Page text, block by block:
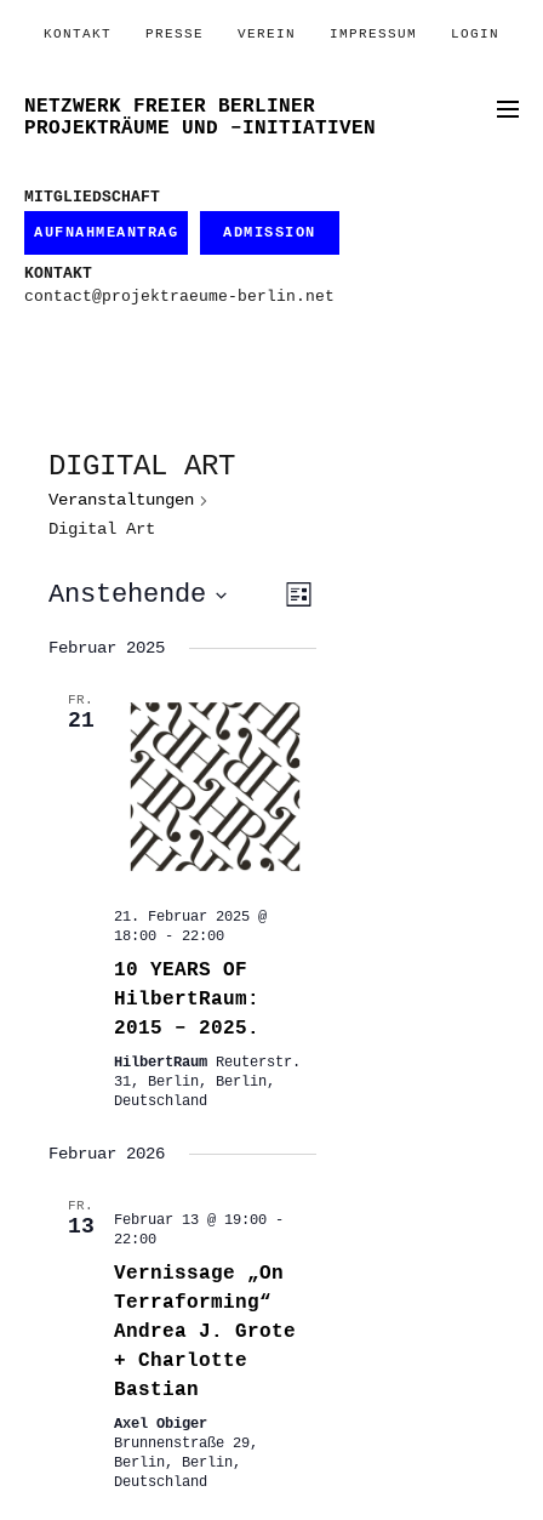
KONTAKT PRESSE VEREIN IMPRESSUM LOGIN
NETZWERK FREIER BERLINER
PROJEKTRÄUME UND –INITIATIVEN
MITGLIEDSCHAFT
AUFNAHMEANTRAG ADMISSION
KONTAKT
contact@projektraeume-berlin.net
DIGITAL ART
Veranstaltungen
Digital Art
ANSICHTEN-
NAVIGATION
VERANSTALTUNG
ANSICHTEN-
Liste
Anstehende
wählen.
Februar 2025
FR.
21
21. Februar 2025 @
18:00- 22:00
10 YEARS OF
HilbertRaum:
2015 – 2025.
HilbertRaum Reuterstr.
31, Berlin, Berlin,
Deutschland
Februar 2026
FR.
13 Februar 13 @ 19:00-
22:00
Vernissage „On
Terraforming“
Andrea J. Grote
+ Charlotte
Bastian
Axel Obiger
Brunnenstraße 29,
Berlin, Berlin,
Deutschland